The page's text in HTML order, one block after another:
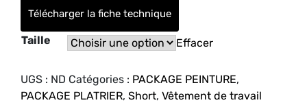
Télécharger la fiche technique
Taille Effacer
UGS : ND Catégories : PACKAGE PEINTURE,
PACKAGE PLATRIER, Short, Vêtement de travail